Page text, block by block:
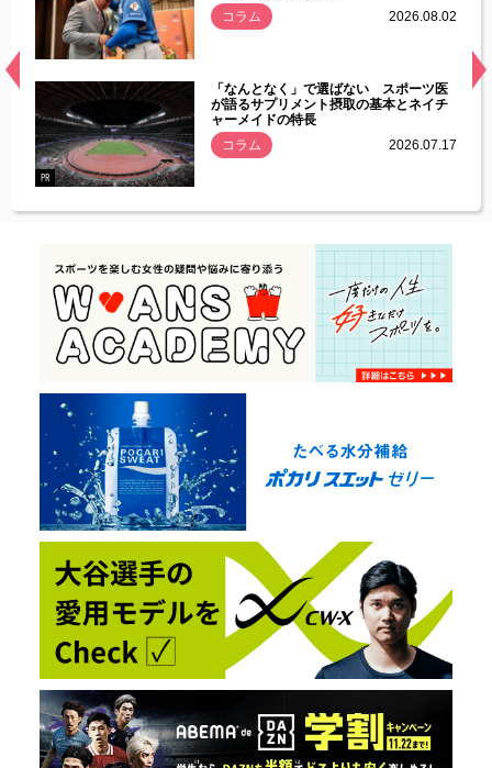
常
コラム
2026.08.02
PR
「なんとなく」で選ばない スポーツ医
が語るサプリメント摂取の基本とネイチ
ャーメイドの特長
コラム
2026.07.17